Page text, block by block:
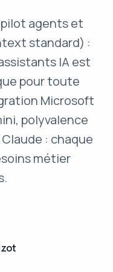
agents et
standard) :
IA est
pour toute
Microsoft
polyvalence
: chaque
métier